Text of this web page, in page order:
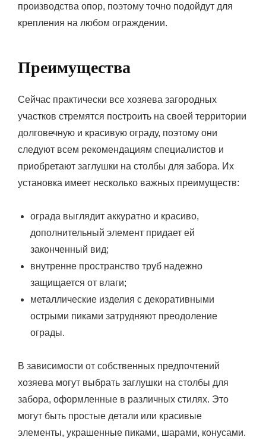
производства опор, поэтому точно подойдут для
крепления на любом ограждении.
Преимущества
Сейчас практически все хозяева загородных
участков стремятся построить на своей территории
долговечную и красивую ограду, поэтому они
следуют всем рекомендациям специалистов и
приобретают заглушки на столбы для забора. Их
установка имеет несколько важных преимуществ:
ограда выглядит аккуратно и красиво,
дополнительный элемент придает ей
законченный вид;
внутренне пространство труб надежно
защищается от влаги;
металлические изделия с декоративными
острыми пиками затрудняют преодоление
ограды.
В зависимости от собственных предпочтений
хозяева могут выбрать заглушки на столбы для
забора, оформленные в различных стилях. Это
могут быть простые детали или красивые
элементы, украшенные пиками, шарами, конусами.